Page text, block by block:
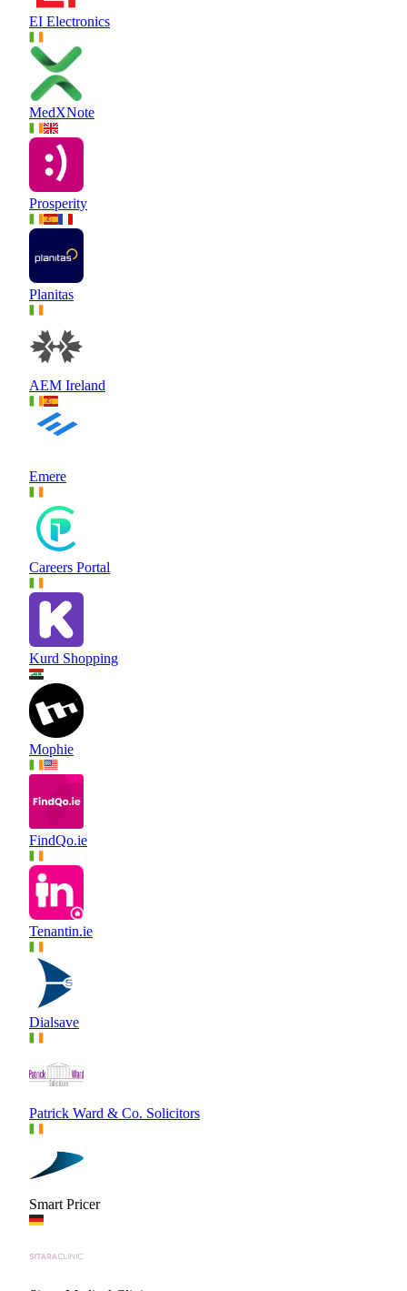
EI Electronics
MedXNote
Prosperity
Planitas
AEM Ireland
Emere
Careers Portal
Kurd Shopping
Mophie
FindQo.ie
Tenantin.ie
Dialsave
Patrick Ward & Co. Solicitors
Smart Pricer